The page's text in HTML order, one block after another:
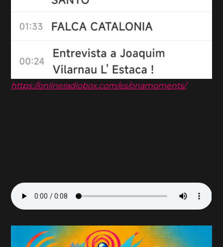
https://onlineradiobox.com/es/onamoments/